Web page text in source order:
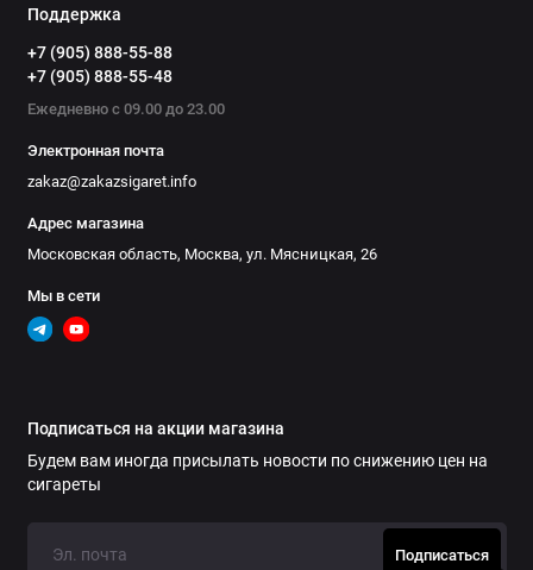
Поддержка
+7 (905) 888-55-88
+7 (905) 888-55-48
Ежедневно с 09.00 до 23.00
Электронная почта
zakaz@zakazsigaret.info
Адрес магазина
Московская область, Москва, ул. Мясницкая, 26
Мы в сети
Подписаться на акции магазина
Будем вам иногда присылать новости по снижению цен на
сигареты
Подписаться